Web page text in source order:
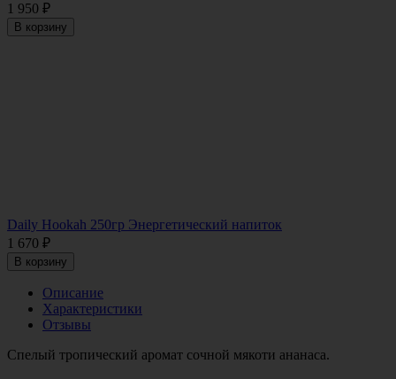
1 950 ₽
В корзину
Daily Hookah 250гр Энергетический напиток
1 670 ₽
В корзину
Описание
Характеристики
Отзывы
Спелый тропический аромат сочной мякоти ананаса.